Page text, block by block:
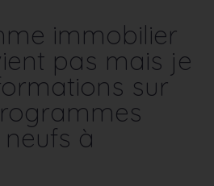
immobilier
pas mais je
sur
à